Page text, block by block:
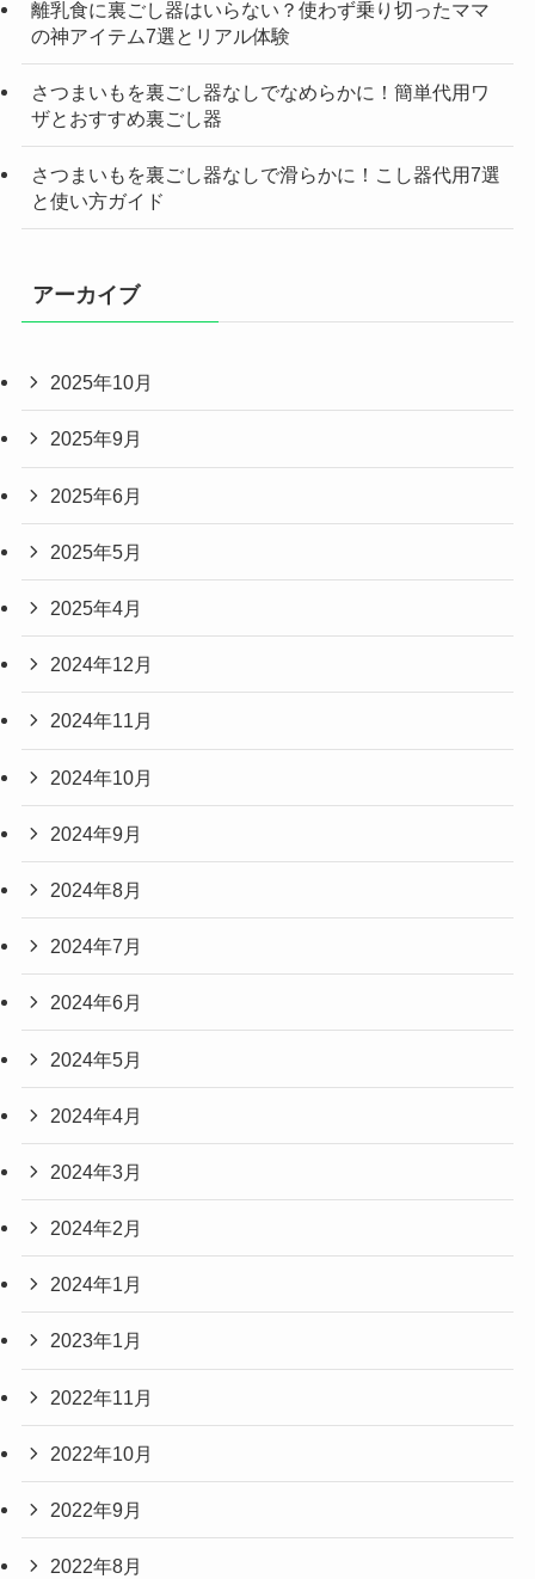
離乳食に裏ごし器はいらない？使わず乗り切ったママ
の神アイテム7選とリアル体験
さつまいもを裏ごし器なしでなめらかに！簡単代用ワ
ザとおすすめ裏ごし器
さつまいもを裏ごし器なしで滑らかに！こし器代用7選
と使い方ガイド
アーカイブ
2025年10月
2025年9月
2025年6月
2025年5月
2025年4月
2024年12月
2024年11月
2024年10月
2024年9月
2024年8月
2024年7月
2024年6月
2024年5月
2024年4月
2024年3月
2024年2月
2024年1月
2023年1月
2022年11月
2022年10月
2022年9月
2022年8月